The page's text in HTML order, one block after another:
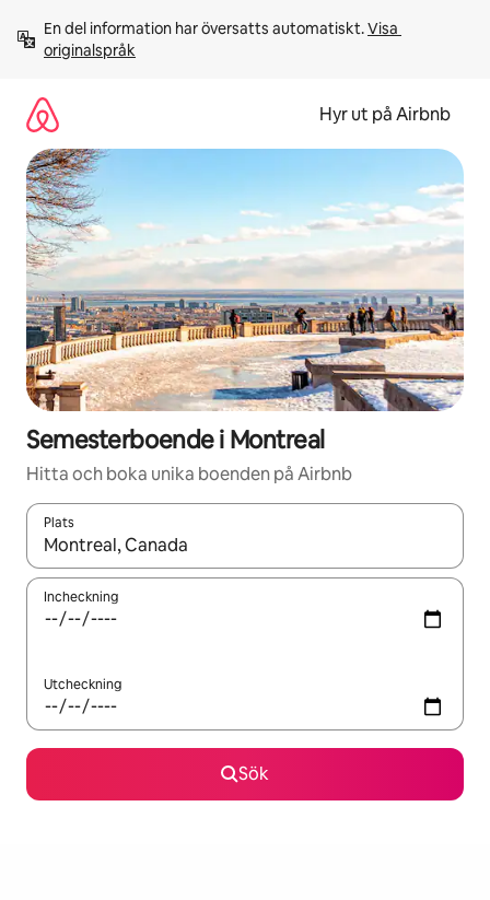
innehåll
En del information har översatts automatiskt. Visa
originalspråk
Hyr ut på Airbnb
Semesterboende i Montreal
Hitta och boka unika boenden på Airbnb
Plats
När resultaten är tillgängliga kan du navigera med upp- och
Incheckning
Utcheckning
Sök